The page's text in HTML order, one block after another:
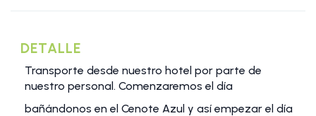
DETALLE
Transporte desde nuestro hotel por parte de
nuestro personal. Comenzaremos el día
bañándonos en el Cenote Azul y así empezar el día